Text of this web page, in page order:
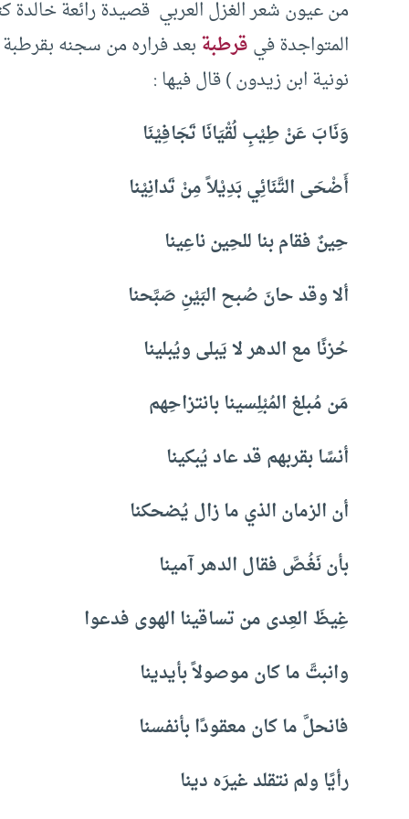
من عيون شعر الغزل العربي قصيدة رائعة خالدة
المتواجدة فيقرطبةبعد فراره من سجنه
نونية ابن زيدون ) قال فيها :
وَنَابَ عَنْ طِيْبِ لُقْيَانَا تَجَافِيْنَا
أَضْحَى التَّنَائِي بَدِيْلاً مِنْ تَدانِيْنا
حِينٌ فقام بنا للحِين ناعِينا
ألا وقد حانَ صُبح البَيْنِ صَبَّحنا
حُزنًا مع الدهر لا يَبلى ويُبلينا
مَن مُبلغ المُبْلِسينا بانتزاحِهم
أنسًا بقربهم قد عاد يُبكينا
أن الزمان الذي ما زال يُضحكنا
بأن نَغُصَّ فقال الدهر آمينا
غِيظَ العِدى من تساقينا الهوى فدعوا
وانبتَّ ما كان موصولاً بأيدينا
فانحلَّ ما كان معقودًا بأنفسنا
رأيًا ولم نتقلد غيرَه دينا